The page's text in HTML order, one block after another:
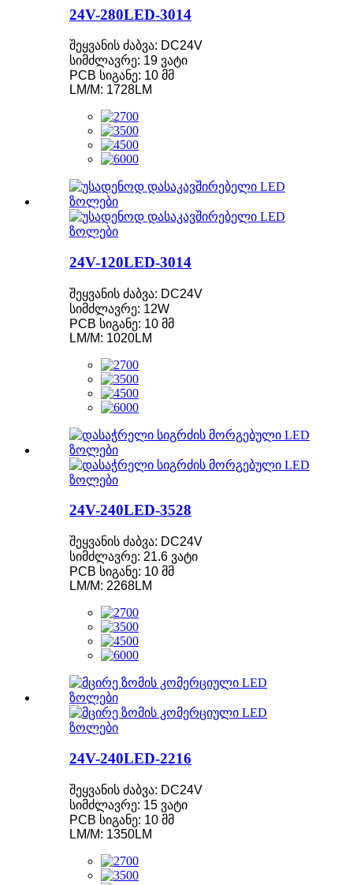
24V-280LED-3014
შეყვანის ძაბვა: DC24V
სიმძლავრე: 19 ვატი
PCB სიგანე: 10 მმ
LM/M: 1728LM
24V-120LED-3014
შეყვანის ძაბვა: DC24V
სიმძლავრე: 12W
PCB სიგანე: 10 მმ
LM/M: 1020LM
24V-240LED-3528
შეყვანის ძაბვა: DC24V
სიმძლავრე: 21.6 ვატი
PCB სიგანე: 10 მმ
LM/M: 2268LM
24V-240LED-2216
შეყვანის ძაბვა: DC24V
სიმძლავრე: 15 ვატი
PCB სიგანე: 10 მმ
LM/M: 1350LM